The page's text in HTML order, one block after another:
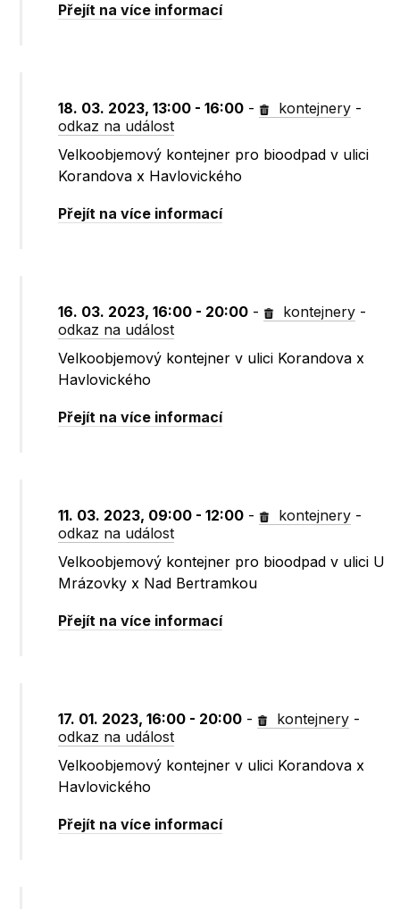
Přejít na více informací
18. 03. 2023, 13:00 - 16:00 - kontejnery -
odkaz na událost
Velkoobjemový kontejner pro bioodpad v ulici
Korandova x Havlovického
Přejít na více informací
16. 03. 2023, 16:00 - 20:00 - kontejnery -
odkaz na událost
Velkoobjemový kontejner v ulici Korandova x
Havlovického
Přejít na více informací
11. 03. 2023, 09:00 - 12:00 - kontejnery -
odkaz na událost
Velkoobjemový kontejner pro bioodpad v ulici U
Mrázovky x Nad Bertramkou
Přejít na více informací
17. 01. 2023, 16:00 - 20:00 - kontejnery -
odkaz na událost
Velkoobjemový kontejner v ulici Korandova x
Havlovického
Přejít na více informací